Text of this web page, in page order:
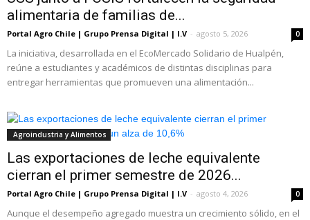
alimentaria de familias de...
Portal Agro Chile | Grupo Prensa Digital | I.V - agosto 5, 2026 0
La iniciativa, desarrollada en el EcoMercado Solidario de Hualpén,
reúne a estudiantes y académicos de distintas disciplinas para
entregar herramientas que promueven una alimentación...
Agroindustria y Alimentos
Las exportaciones de leche equivalente
cierran el primer semestre de 2026...
Portal Agro Chile | Grupo Prensa Digital | I.V - agosto 4, 2026 0
Aunque el desempeño agregado muestra un crecimiento sólido, en el